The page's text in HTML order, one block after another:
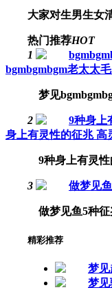
大家对生男生女
热门推荐HOT
1
bgmbgmbgm老太太
梦见
2
身上有灵性的征兆 高
9种身上有灵性
3
做梦见鱼5种征
精彩推荐